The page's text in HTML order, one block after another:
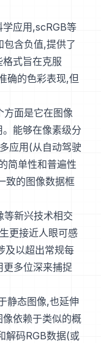
应用,scRGB等
包含负值,提供了
式旨在克服
确的色彩表现,但
方面是它在图像
能够在像素级分
应用(从自动驾驶
简单性和普遍性
致的图像数据框
等新兴技术相交
更接近人眼可感
及以超出常规每
多位深来捕捉
静态图像,也延伸
依赖于类似的概
解码RGB数据(或